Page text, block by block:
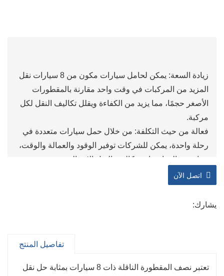
زيادة السعة: يمكن لحامل سيارات مكون من 8 سيارات نقل
المزيد من المركبات في وقت واحد مقارنة بالمقطورات
الأصغر حجمًا، مما يزيد من الكفاءة ويقلل تكاليف النقل لكل
مركبة.
فعالة من حيث التكلفة: من خلال حمل سيارات متعددة في
رحلة واحدة، يمكن للشركات توفير الوقود والعمالة والوقت،
مما يؤدي إلى انخفاض تكاليف النقل الإجمالية.
ثبات معزز: تم تصميم هذه المقطورات خصيصًا لنقل
السيارات، وتوفر استقرارًا وأمانًا أفضل أثناء النقل، مما يقلل
من مخاطر تلف المركبات.
وسيارات الدفع الرباعي والشاحنات الخفيفة، مما يجعلها
المتانة: تم تصميم 8 مقطورات حاملة للسيارات باستخدام
اتصل الآن
يشارك:
تفاصيل المنتج
تعتبر نصف المقطورة الناقلة ذات 8 سيارات بمثابة حل نقل